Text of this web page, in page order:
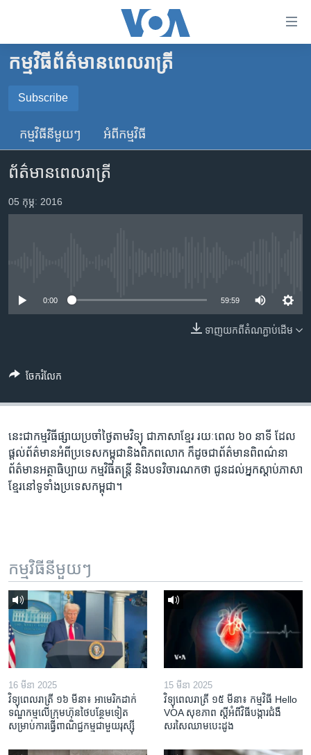
គេហទំព័រ​
ទាក់ទង
រំលង​
ទំព័រ​
ព័ត៌មាន​​
តែ​
ម្តង
រចនា
ចូល​
ស្វែង​
កម្ពុជា
អន្តរជាតិ
ចិន
ហេឡូវីអូអេ
កម្ពុជាច្នៃប្រតិដ្ឋ
កម្មវិធីទាំងអស់
បណ្តាញ​សង្គម
ភាសា
កម្មវិធី​ព័ត៌មាន​ពេលរាត្រី
Subscribe
SUBSCRIBE
YouTube Music
កម្មវិធី​នីមួយៗ អំពី​កម្មវិធី​
ព័ត៌មានពេលរាត្រី
05 កុម្ភៈ 2016
0:00 59:59
ទាញ​យក​ពី​តំណភ្ជាប់​ដើម
ចែករំលែក
នេះ​ជា​កម្ម​វិធី​ផ្សាយ​ប្រចាំ​ថ្ងៃ​តាម​វិទ្យុ ​ជាភាសា​ខ្មែរ​ រយៈ​ពេល​ ៦០​ នាទី ដែល​
ផ្តល់​ព័ត៌មាន​អំពី​ប្រទេស​កម្ពុជា​និង​ពិភព​លោក ​ក៏ដូច​ជា​ព័ត៌មាន​ពិពណ៌នា
ព័ត៌មាន​អត្ថាធិប្បាយ​ កម្ម​វិធី​តន្ត្រី ​និង​បទ​វិចារណកថា​ ជូន​ដល់​អ្នក​ស្តាប់​ភាសា​
ខ្មែរ​នៅ​ទូទាំង​ប្រទេស​កម្ពុជា។
កម្មវិធី​នីមួយៗ
16 មីនា 2025
វិទ្យុពេលរាត្រី ១៦ មីនា៖ អាមេរិក​ដាក់​
ទណ្ឌកម្ម​លើ​ក្រុមហ៊ុន​ថៃ​បន្ថែម​ទៀត​
សម្រាប់​ការ​ធ្វើ​ពាណិជ្ជកម្ម​ជាមួយ​រុស្ស៊ី
15 មីនា 2025
វិទ្យុពេលរាត្រី ១៥ មីនា៖ កម្មវិធី ​Hello
VOA សុខភាព ស្ដី​អំពី​វិធី​បង្ការ​ជំងឺ​
សរសៃ​ឈាម​បេះដូង